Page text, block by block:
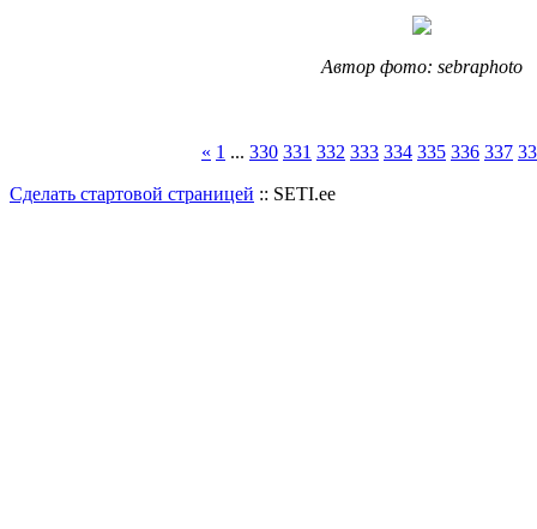
Автор фото: sebraphoto
« 1 ... 330 331 332 333 334 335 336 337
Сделать стартовой страницей :: SETI.ee